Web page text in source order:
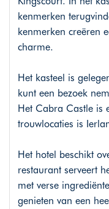
kenmerken
kenmerken creëren
charme.
Het kasteel is
kunt een bezoek
Het Cabra Castle is
trouwlocaties is
Het hotel beschikt
restaurant serveert
met verse
genieten van een